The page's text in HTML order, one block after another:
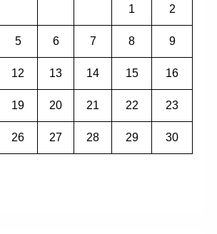
1 2
5 6 7 8 9
12 13 14 15 16
19 20 21 22 23
26 27 28 29 30